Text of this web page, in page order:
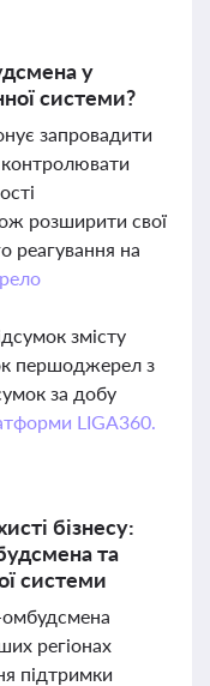
у
системи?
запровадити
контролювати
розширити свої
реагування на
змісту
першоджерел з
за добу
LIGA360.
бізнесу:
та
системи
омбудсмена
регіонах
підтримки